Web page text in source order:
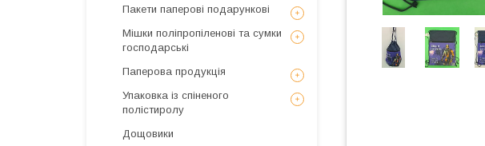
Пакети паперові подарункові
Мішки поліпропіленові та сумки
господарські
Паперова продукція
Упаковка із спіненого
полістиролу
Дощовики